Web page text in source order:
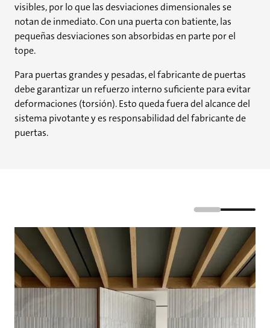
visibles, por lo que las desviaciones dimensionales se
notan de inmediato. Con una puerta con batiente, las
pequeñas desviaciones son absorbidas en parte por el
tope.
Para puertas grandes y pesadas, el fabricante de puertas
debe garantizar un refuerzo interno suficiente para evitar
deformaciones (torsión). Esto queda fuera del alcance del
sistema pivotante y es responsabilidad del fabricante de
puertas.